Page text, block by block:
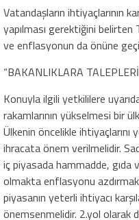
Vatandaşların ihtiyaçlarının
yapılması gerektiğini belirten
ve enflasyonun da önüne
“BAKANLIKLARA
Konuyla ilgili yetkililere
rakamlarının yükselmesi bir
Ülkenin öncelikle ihtiyaçlarını
ihracata önem verilmelidir.
iç piyasada hammadde, gıda
olmakta enflasyonu
piyasanın yeterli ihtiyacı
önemsenmelidir. 2.yol olarak